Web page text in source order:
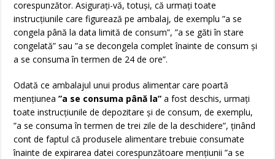
corespunzător. Asiguraţi-vă, totuşi, că urmaţi toate
instrucţiunile care figurează pe ambalaj, de exemplu ”a se
congela până la data limită de consum”, ”a se găti în stare
congelată” sau ”a se decongela complet înainte de consum şi
a se consuma în termen de 24 de ore”.
Odată ce ambalajul unui produs alimentar care poartă
menţiunea”a se consuma până la” a fost deschis, urmaţi
toate instrucţiunile de depozitare şi de consum, de exemplu,
”a se consuma în termen de trei zile de la deschidere”, ţinând
cont de faptul că produsele alimentare trebuie consumate
înainte de expirarea datei corespunzătoare menţiunii ”a se